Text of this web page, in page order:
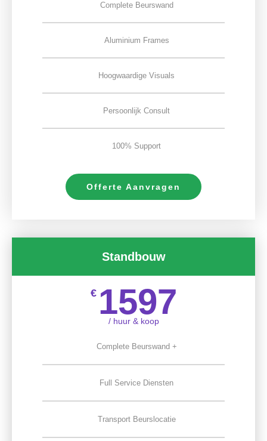
Complete Beurswand
Aluminium Frames
Hoogwaardige Visuals
Persoonlijk Consult
100% Support
Offerte Aanvragen
Standbouw
€ 1597
/ huur & koop
Complete Beurswand +
Full Service Diensten
Transport Beurslocatie